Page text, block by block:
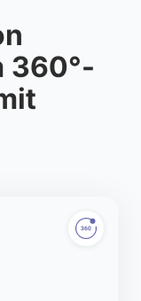
360°-